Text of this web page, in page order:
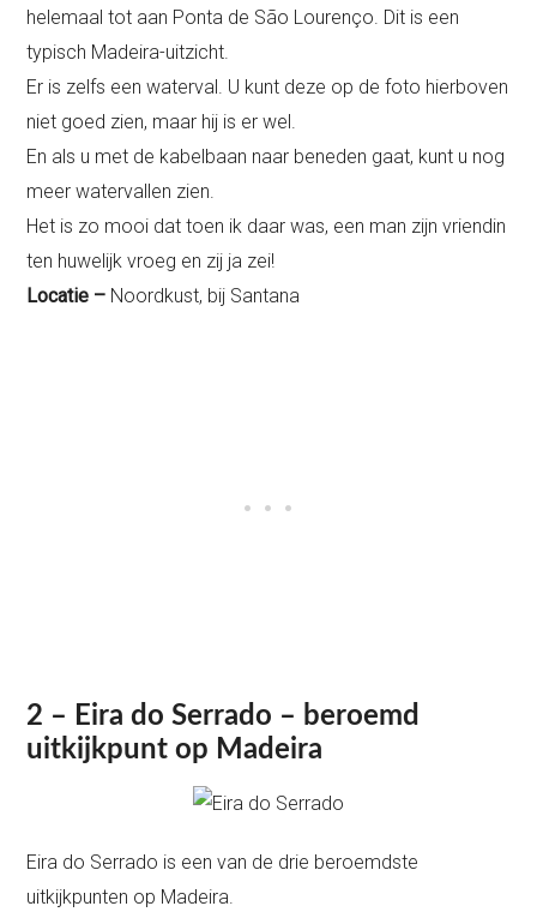
helemaal tot aan Ponta de São Lourenço. Dit is een
typisch Madeira-uitzicht.
Er is zelfs een waterval. U kunt deze op de foto hierboven
niet goed zien, maar hij is er wel.
En als u met de kabelbaan naar beneden gaat, kunt u nog
meer watervallen zien.
Het is zo mooi dat toen ik daar was, een man zijn vriendin
ten huwelijk vroeg en zij ja zei!
Locatie – Noordkust, bij Santana
2 – Eira do Serrado – beroemd
uitkijkpunt op Madeira
Eira do Serrado is een van de drie beroemdste
uitkijkpunten op Madeira.